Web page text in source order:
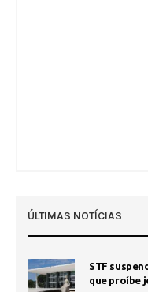
ÚLTIMAS NOTÍCIAS
STF
que proíbe